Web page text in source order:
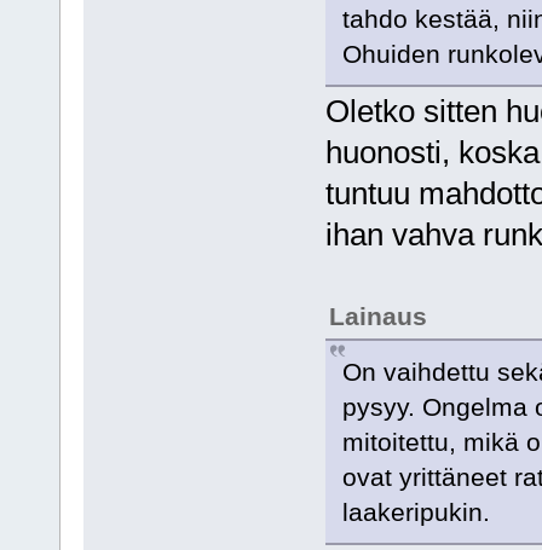
tahdo kestää,
Ohuiden
Oletko sitten
huonosti,
tuntuu
ihan vahva
Lainaus
On vaihdettu
pysyy. Ongelma
mitoitettu, mikä
ovat yrittäneet
laakeripukin.